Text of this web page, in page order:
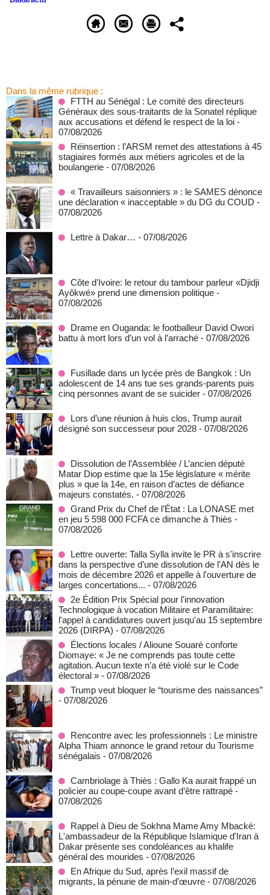
Dans la même rubrique :
FTTH au Sénégal : Le comité des directeurs
Généraux des sous-traitants de la Sonatel réplique
aux accusations et défend le respect de la loi -
07/08/2026
Réinsertion : l’ARSM remet des attestations à 45
stagiaires formés aux métiers agricoles et de la
boulangerie - 07/08/2026
« Travailleurs saisonniers » : le SAMES dénonce
une déclaration « inacceptable » du DG du COUD -
07/08/2026
Lettre à Dakar… - 07/08/2026
Côte d'Ivoire: le retour du tambour parleur «Djidji
Ayôkwé» prend une dimension politique -
07/08/2026
Drame en Ouganda: le footballeur David Owori
battu à mort lors d’un vol à l’arraché - 07/08/2026
Fusillade dans un lycée près de Bangkok : Un
adolescent de 14 ans tue ses grands-parents puis
cinq personnes avant de se suicider - 07/08/2026
Lors d’une réunion à huis clos, Trump aurait
désigné son successeur pour 2028 - 07/08/2026
Dissolution de l’Assemblée / L’ancien député
Matar Diop estime que la 15e législature « mérite
plus » que la 14e, en raison d’actes de défiance
majeurs constatés. - 07/08/2026
Grand Prix du Chef de l’État : La LONASE met
en jeu 5 598 000 FCFA ce dimanche à Thiès -
07/08/2026
Lettre ouverte: Talla Sylla invite le PR à s'inscrire
dans la perspective d’une dissolution de l’AN dès le
mois de décembre 2026 et appelle à l'ouverture de
larges concertations... - 07/08/2026
2e Édition Prix Spécial pour l'innovation
Technologique à vocation Militaire et Paramilitaire:
l'appel à candidatures ouvert jusqu'au 15 septembre
2026 (DIRPA) - 07/08/2026
Élections locales / Alioune Souaré conforte
Diomaye: « Je ne comprends pas toute cette
agitation. Aucun texte n’a été violé sur le Code
électoral » - 07/08/2026
Trump veut bloquer le “tourisme des naissances”
- 07/08/2026
Rencontre avec les professionnels : Le ministre
Alpha Thiam annonce le grand retour du Tourisme
sénégalais - 07/08/2026
Cambriolage à Thiès : Gallo Ka aurait frappé un
policier au coupe-coupe avant d’être rattrapé -
07/08/2026
Rappel à Dieu de Sokhna Mame Amy Mbacké:
L'ambassadeur de la République Islamique d'Iran à
Dakar présente ses condoléances au khalife
général des mourides - 07/08/2026
En Afrique du Sud, après l’exil massif de
migrants, la pénurie de main-d’œuvre - 07/08/2026